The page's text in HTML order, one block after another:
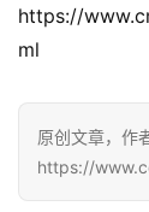
https://
ml
原创文章，作
https://